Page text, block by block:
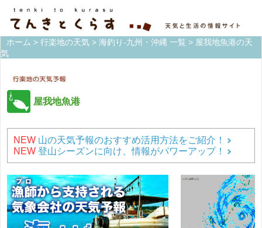
ホーム > 行楽地の天気 > 海釣り-九州・沖縄 一覧 > 屋我地魚港の天
気
屋我地魚港
NEW 山の天気予報のおすすめ活用方法をご紹介！
NEW 登山シーズンに向け、情報がパワーアップ！